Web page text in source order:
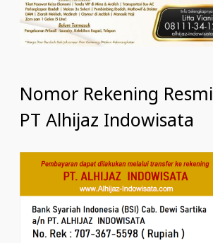
Nomor Rekening Resmi
PT Alhijaz Indowisata